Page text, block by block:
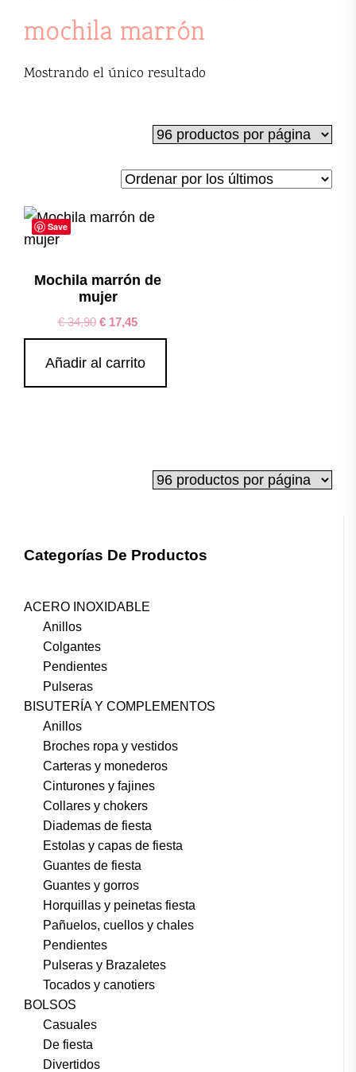
mochila marrón
Mostrando el único resultado
Save
Mochila marrón de
mujer
€34,90 € 17,45
Añadir al carrito
Categorías De Productos
ACERO INOXIDABLE
Anillos
Colgantes
Pendientes
Pulseras
BISUTERÍA Y COMPLEMENTOS
Anillos
Broches ropa y vestidos
Carteras y monederos
Cinturones y fajines
Collares y chokers
Diademas de fiesta
Estolas y capas de fiesta
Guantes de fiesta
Guantes y gorros
Horquillas y peinetas fiesta
Pañuelos, cuellos y chales
Pendientes
Pulseras y Brazaletes
Tocados y canotiers
BOLSOS
Casuales
De fiesta
Divertidos